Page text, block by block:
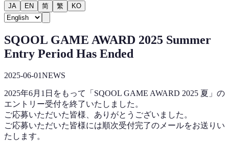
JA EN 简 繁 KO
SQOOL GAME AWARD 2025 Summer
Entry Period Has Ended
2025-06-01NEWS
2025年6月1日をもって「SQOOL GAME AWARD 2025 夏」の
エントリー受付を終了いたしました。
ご応募いただいた皆様、ありがとうございました。
ご応募いただいた皆様には順次受付完了のメールをお送りい
たします。